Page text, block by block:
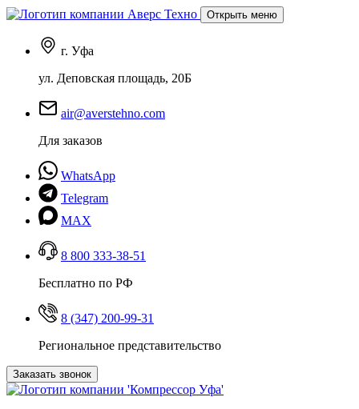
Открыть меню
г. Уфа
ул. Деповская площадь, 20Б
air@averstehno.com
Для заказов
WhatsApp
Telegram
MAX
8 800 333-38-51
Бесплатно по РФ
8 (347) 200-99-31
Региональное представительство
Заказать звонок